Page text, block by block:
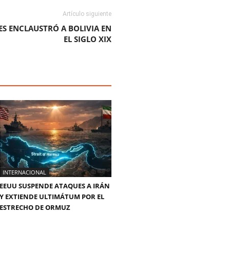
Artículo siguiente
ENCLAUSTRÓ A BOLIVIA EN
EL SIGLO XIX
INTERNACIONAL
EEUU SUSPENDE ATAQUES A IRÁN
Y EXTIENDE ULTIMÁTUM POR EL
ESTRECHO DE ORMUZ